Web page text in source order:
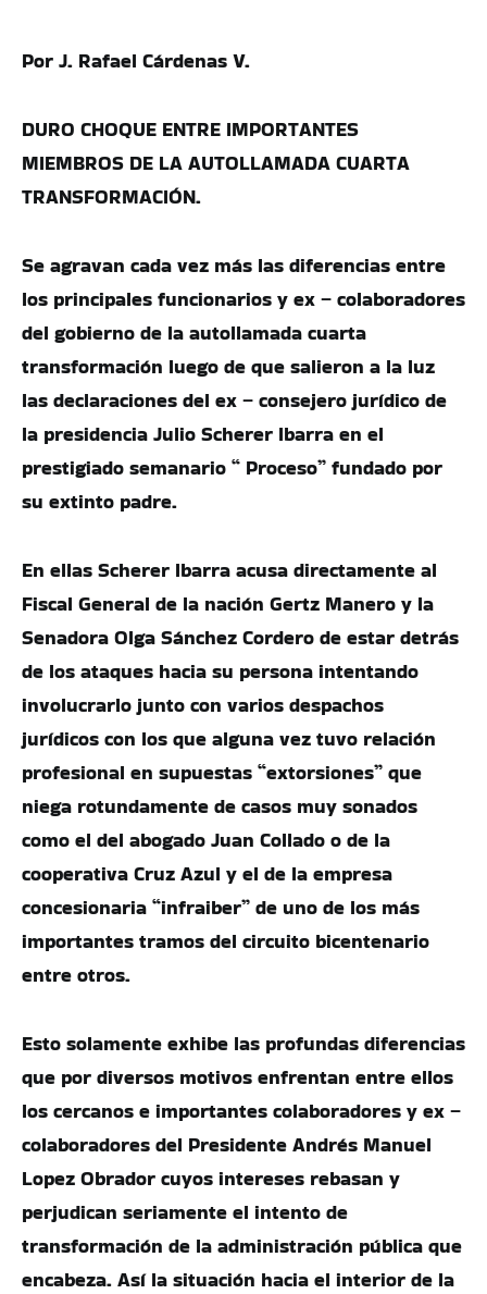
Por J. Rafael Cárdenas V.
DURO CHOQUE ENTRE IMPORTANTES
MIEMBROS DE LA AUTOLLAMADA CUARTA
TRANSFORMACIÓN.
Se agravan cada vez más las diferencias entre
los principales funcionarios y ex – colaboradores
del gobierno de la autollamada cuarta
transformación luego de que salieron a la luz
las declaraciones del ex – consejero jurídico de
la presidencia Julio Scherer Ibarra en el
prestigiado semanario “ Proceso” fundado por
su extinto padre.
En ellas Scherer Ibarra acusa directamente al
Fiscal General de la nación Gertz Manero y la
Senadora Olga Sánchez Cordero de estar detrás
de los ataques hacia su persona intentando
involucrarlo junto con varios despachos
jurídicos con los que alguna vez tuvo relación
profesional en supuestas “extorsiones” que
niega rotundamente de casos muy sonados
como el del abogado Juan Collado o de la
cooperativa Cruz Azul y el de la empresa
concesionaria “infraiber” de uno de los más
importantes tramos del circuito bicentenario
entre otros.
Esto solamente exhibe las profundas diferencias
que por diversos motivos enfrentan entre ellos
los cercanos e importantes colaboradores y ex –
colaboradores del Presidente Andrés Manuel
Lopez Obrador cuyos intereses rebasan y
perjudican seriamente el intento de
transformación de la administración pública que
encabeza. Así la situación hacia el interior de la